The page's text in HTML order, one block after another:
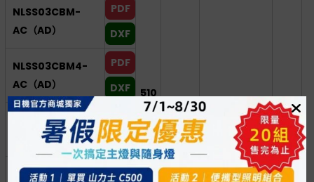
NLSS03CBM-
AC（AD）
PDF
DXF
510
lx
1,780 lx
AC100-240V
( AC/DC 電源
供應器 )
5W
NLSS03CBM4-
AC（AD）
PDF
DXF
NLSS05CBM-
AC（AD）
PDF
DXF
NLSS05CBM4-
PDF